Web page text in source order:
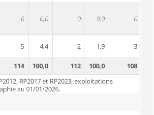
0 0,0 0 0,0 0
5 4,4 2 1,9 3
114 100,0 112 100,0 108
RP2017 et RP2023, exploitations
au 01/01/2026.